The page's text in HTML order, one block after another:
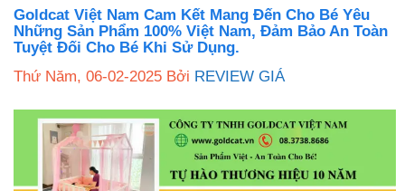
Goldcat Việt Nam Cam Kết Mang Đến Cho Bé Yêu
Những Sản Phẩm 100% Việt Nam, Đảm Bảo An Toàn
Tuyệt Đối Cho Bé Khi Sử Dụng.
Thứ Năm, 06-02-2025 Bởi REVIEW GIÁ